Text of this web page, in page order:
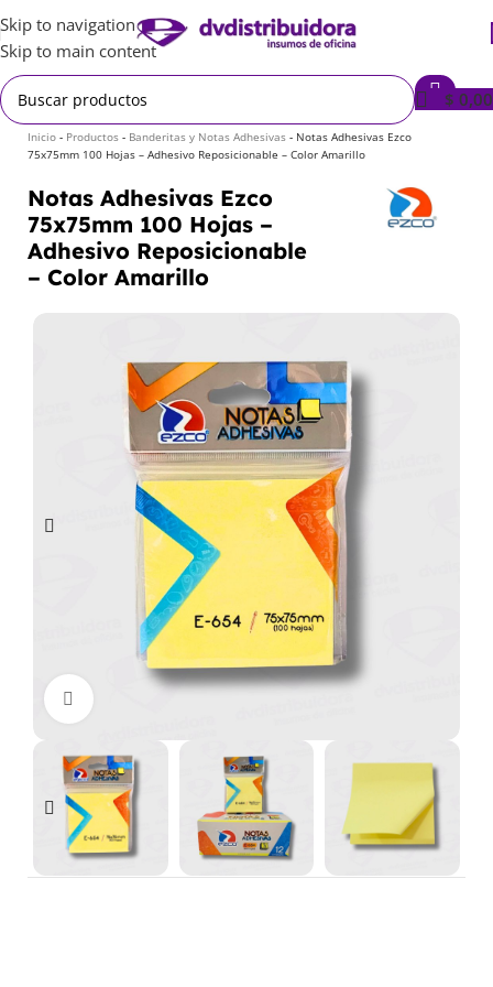
Skip to navigation
Skip to main content
$ 0,00
Inicio - Productos - Banderitas y Notas Adhesivas - Notas Adhesivas Ezco
75x75mm 100 Hojas – Adhesivo Reposicionable – Color Amarillo
Notas Adhesivas Ezco
75x75mm 100 Hojas –
Adhesivo Reposicionable
– Color Amarillo
Clic para ampliar